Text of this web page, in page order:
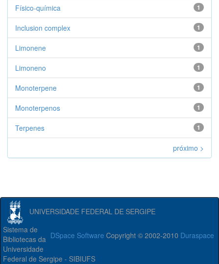
1
Físico-química
1
Inclusion complex
1
Limonene
1
Limoneno
1
Monoterpene
1
Monoterpenos
1
Terpenes
próximo >
UNIVERSIDADE FEDERAL DE SERGIPE
DSpace Software Copyright © 2002-2010 Duraspace
Sistema de
Bibliotecas da
Universidade
Federal de Sergipe - SIBIUFS